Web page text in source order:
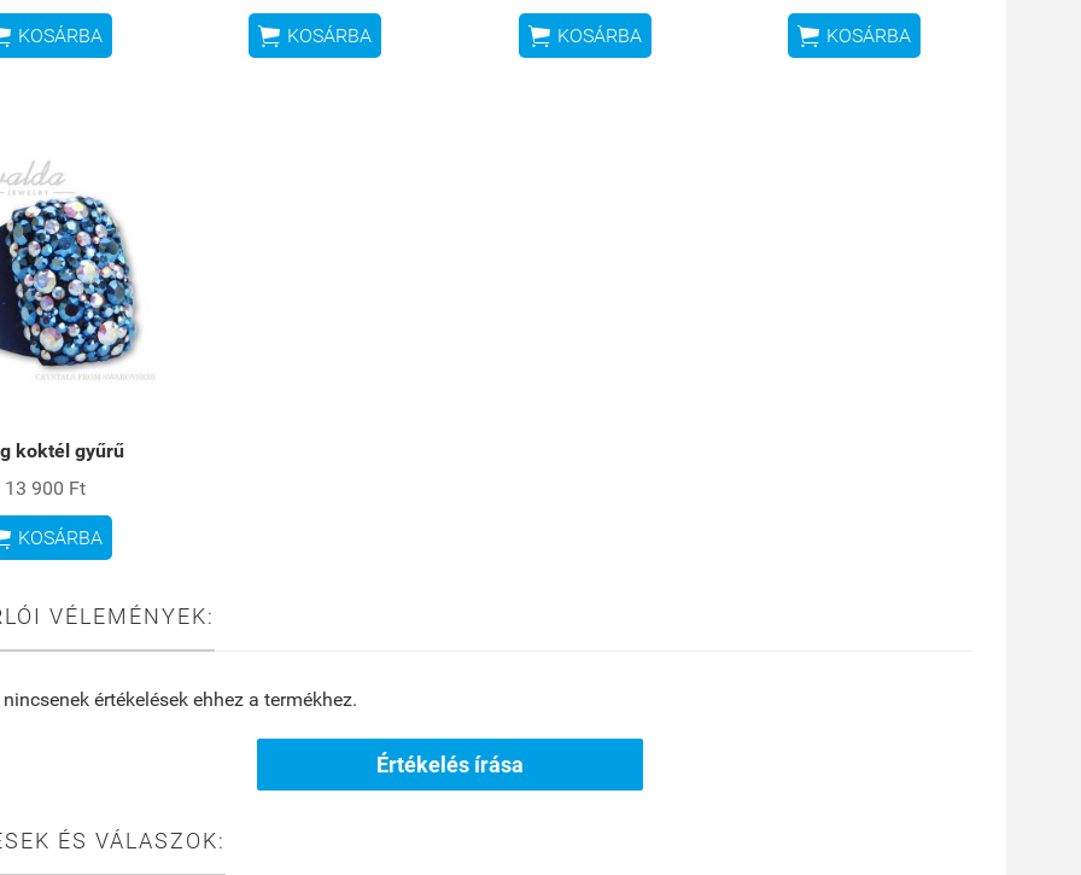
KOSÁRBA  KOSÁRBA  KOSÁRBA  KOSÁRBA
koktél gyűrű
13 900 Ft
KOSÁRBA
VÉLEMÉNYEK:
értékelések ehhez a termékhez.
Értékelés írása
ÉS VÁLASZOK: